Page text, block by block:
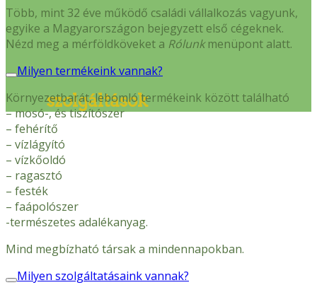
szolgáltások
Több, mint 32 éve működő családi vállalkozás vagyunk,
egyike a Magyarországon bejegyzett első cégeknek.
Nézd meg a mérföldköveket a Rólunkmenüpont alatt.
Milyen termékeink vannak?
Környezetbarát, lebomló termékeink között található
– mosó-, és tiszítószer
– fehérítő
– vízlágyító
– vízkőoldó
– ragasztó
– festék
– faápolószer
-természetes adalékanyag.
Mind megbízható társak a mindennapokban.
Milyen szolgáltatásaink vannak?